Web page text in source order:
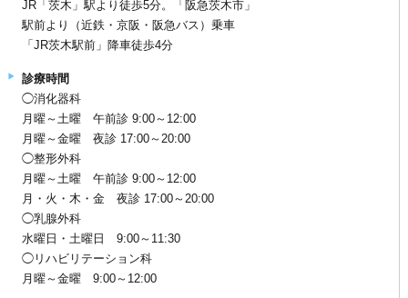
JR「茨木」駅より徒歩5分。「阪急茨木市」
駅前より（近鉄・京阪・阪急バス）乗車
「JR茨木駅前」降車徒歩4分
診療時間
◯消化器科
月曜～土曜 午前診 9:00～12:00
月曜～金曜 夜診 17:00～20:00
◯整形外科
月曜～土曜 午前診 9:00～12:00
月・火・木・金 夜診 17:00～20:00
◯乳腺外科
水曜日・土曜日 9:00～11:30
◯リハビリテーション科
月曜～金曜 9:00～12:00